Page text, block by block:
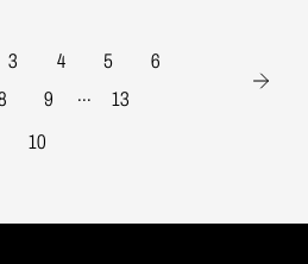
3 4 5
6
9 ...
13
10